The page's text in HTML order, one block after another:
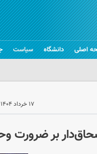
اصلی دانشگاه سیاست
۱۷ خرداد ۱۴۰۴ - ۱۵:۲۰
بر ضرورت